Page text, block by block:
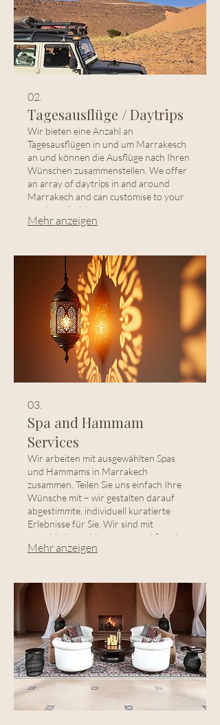
02.
Tagesausflüge / Daytrips
Wir bieten eine Anzahl an
Tagesausflügen in und um Marrakesch
an und können die Ausflüge nach Ihren
Wünschen zusammenstellen. We offer
an array of daytrips in and around
Marrakech and can customise to your
needs and wishes.
Mehr anzeigen
03.
Spa and Hammam
Services
Wir arbeiten mit ausgewählten Spas
und Hammams in Marrakech
zusammen. Teilen Sie uns einfach Ihre
Wünsche mit – wir gestalten darauf
abgestimmte, individuell kuratierte
Erlebnisse für Sie. Wir sind mit
verschiedenen Hammams und Spas in
Marrakesch verbunden – lassen Sie uns
Wellnesspaket für Sie.
Mehr anzeigen